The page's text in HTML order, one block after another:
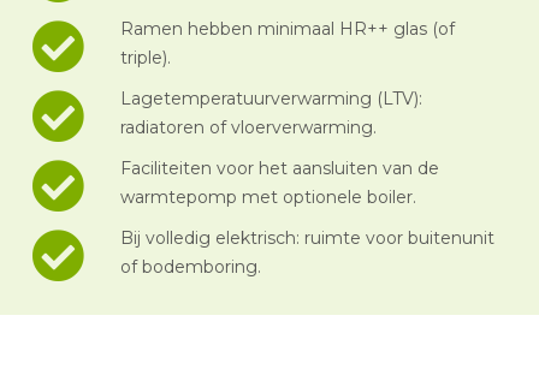
Ramen hebben minimaal HR++ glas (of
triple).
Lagetemperatuurverwarming (LTV):
radiatoren of vloerverwarming.
Faciliteiten voor het aansluiten van de
warmtepomp met optionele boiler.
Bij volledig elektrisch: ruimte voor buitenunit
of bodemboring.